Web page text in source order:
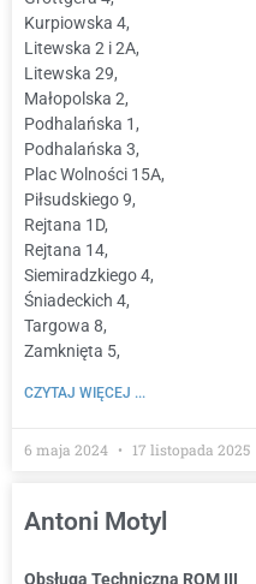
Kurpiowska 4,
Litewska 2 i 2A,
Litewska 29,
Małopolska 2,
Podhalańska 1,
Podhalańska 3,
Plac Wolności 15A,
Piłsudskiego 9,
Rejtana 1D,
Rejtana 14,
Siemiradzkiego 4,
Śniadeckich 4,
Targowa 8,
Zamknięta 5,
CZYTAJ WIĘCEJ ...
6 maja 2024 17 listopada 2025
Antoni Motyl
Obsługa Techniczna ROM III